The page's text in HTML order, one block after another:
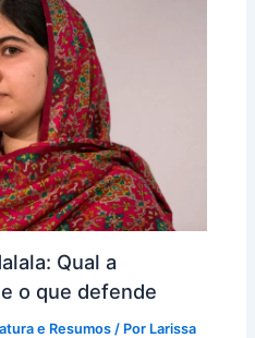
Qual a
o que defende
e Resumos / Por Larissa